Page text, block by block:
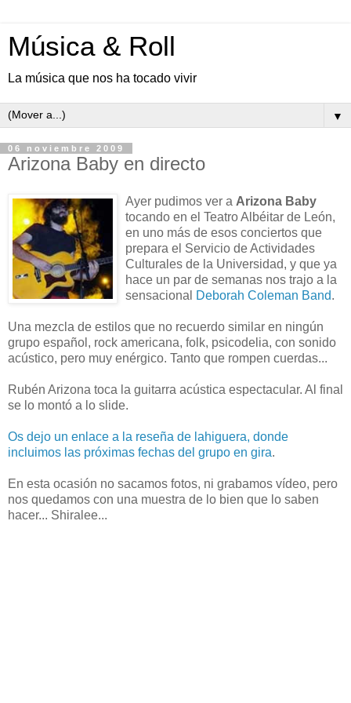
Música & Roll
La música que nos ha tocado vivir
▼
06 noviembre 2009
Arizona Baby en directo
Ayer pudimos ver a Arizona Baby
tocando en el Teatro Albéitar de León,
en uno más de esos conciertos que
prepara el Servicio de Actividades
Culturales de la Universidad, y que ya
hace un par de semanas nos trajo a la
sensacional
Deborah Coleman Band.
Una mezcla de estilos que no recuerdo similar en ningún
grupo español, rock americana, folk, psicodelia, con sonido
acústico, pero muy enérgico. Tanto que rompen cuerdas...
Rubén Arizona toca la guitarra acústica espectacular. Al final
se lo montó a lo slide.
Os dejo un enlace a la reseña de lahiguera, donde
incluimos las próximas fechas del grupo en gira.
En esta ocasión no sacamos fotos, ni grabamos vídeo, pero
nos quedamos con una muestra de lo bien que lo saben
hacer... Shiralee...